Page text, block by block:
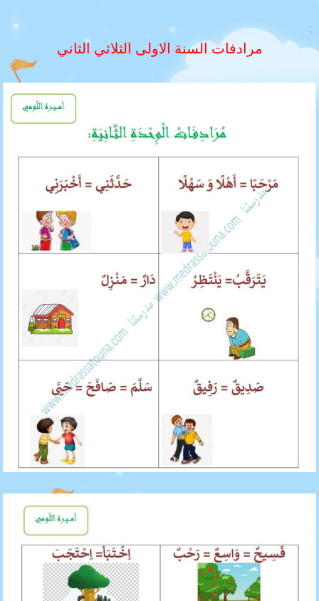
مرادفات السنة الاولى الثلاثي الثاني